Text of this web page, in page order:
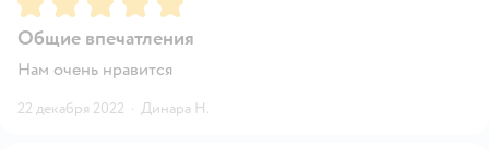
Общие впечатления
Нам очень нравится
22 декабря 2022 · Динара Н.